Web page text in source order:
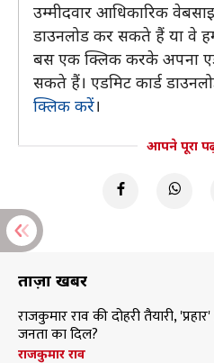
उम्मीदवार आधिकारिक
डाउनलोड कर सकते हैं या वे
बस एक क्लिक करके अपना
सकते हैं। एडमिट कार्ड
क्लिक करें।
आपने पूरा
ताज़ा खबरें
राजकुमार राव की दोहरी तैयारी,
जनता का दिल?
राजकुमार राव